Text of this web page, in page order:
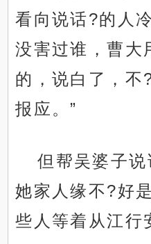
看向说话?的人
没害过谁，曹大
的，说白了，不
报应。”
但帮吴婆子说
她家人缘不?好
些人等着从江行